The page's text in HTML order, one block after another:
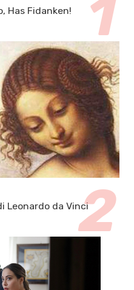
Has Fidanken!
Leonardo da Vinci